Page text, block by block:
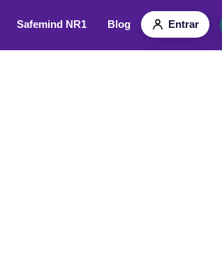
Safemind NR1 Blog Entrar